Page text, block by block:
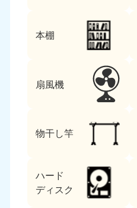
本棚
扇風機
物干し竿
ハード
ディスク